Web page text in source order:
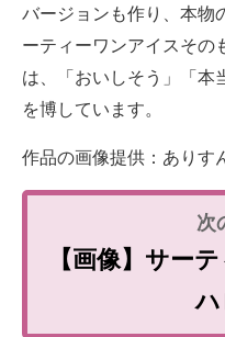
バージョンも作り、本物
ーティーワンアイスその
は、「おいしそう」「本
を博しています。
作品の画像提供：ありす
【画像】サー
ハ